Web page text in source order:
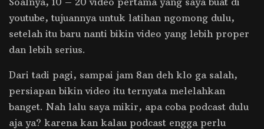
youtube, tujuannya untuk latihan ngomong dulu,
setelah itu baru nanti bikin video yang lebih proper
dan lebih serius.
Dari tadi pagi, sampai jam 8an deh klo ga salah,
persiapan bikin video itu ternyata melelahkan
banget. Nah lalu saya mikir, apa coba podcast dulu
aja ya? karena kan kalau podcast engga perlu